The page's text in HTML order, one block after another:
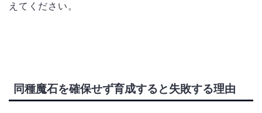
えてください。
同種魔石を確保せず育成すると失敗する理由